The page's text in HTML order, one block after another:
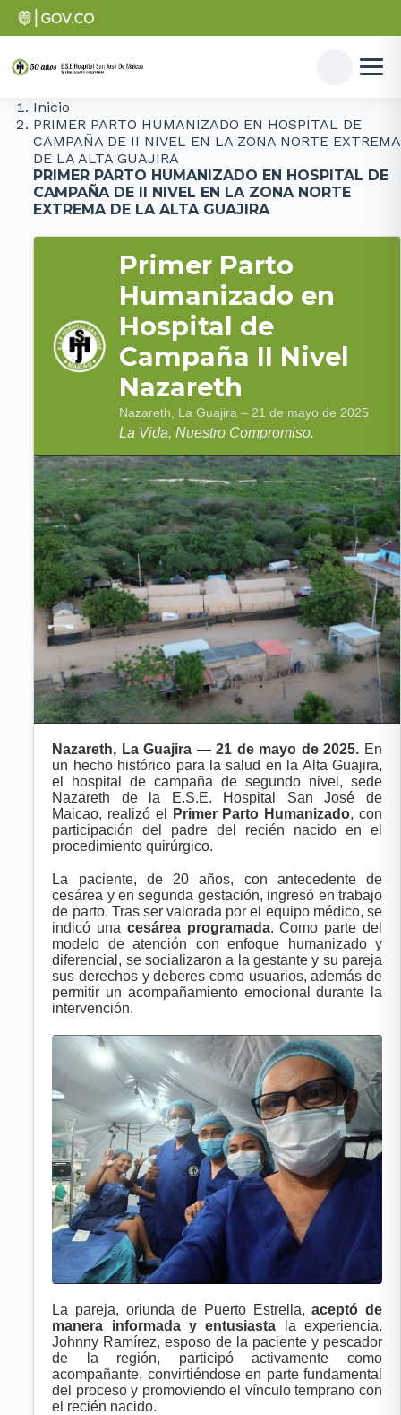
Inicio
PRIMER PARTO HUMANIZADO EN HOSPITAL DE
CAMPAÑA DE II NIVEL EN LA ZONA NORTE EXTREMA
DE LA ALTA GUAJIRA
PRIMER PARTO HUMANIZADO EN HOSPITAL DE
CAMPAÑA DE II NIVEL EN LA ZONA NORTE
EXTREMA DE LA ALTA GUAJIRA
Primer Parto
Humanizado en
Hospital de
Campaña II Nivel
Nazareth
Nazareth, La Guajira – 21 de mayo de 2025
La Vida, Nuestro Compromiso.
Nazareth, La Guajira — 21 de mayo de 2025. En
un hecho histórico para la salud en la Alta Guajira,
el hospital de campaña de segundo nivel, sede
Nazareth de la E.S.E. Hospital San José de
Maicao, realizó el
Primer Parto Humanizado, con
participación del padre del recién nacido en el
procedimiento quirúrgico.
La paciente, de 20 años, con antecedente de
cesárea y en segunda gestación, ingresó en trabajo
de parto. Tras ser valorada por el equipo médico, se
indicó una cesárea programada. Como parte del
modelo de atención con enfoque humanizado y
diferencial, se socializaron a la gestante y su pareja
sus derechos y deberes como usuarios, además de
permitir un acompañamiento emocional durante la
intervención.
La pareja, oriunda de Puerto Estrella,aceptó de
manera informada y entusiasta la experiencia.
Johnny Ramírez, esposo de la paciente y pescador
de la región, participó activamente como
acompañante, convirtiéndose en parte fundamental
del proceso y promoviendo el vínculo temprano con
el recién nacido.